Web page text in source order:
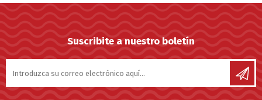
Suscribite a nuestro boletín